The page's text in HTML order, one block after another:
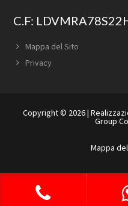
C.F:
Mappa del Sito
Privacy
Copyright © 2026 |
Group
Mappa